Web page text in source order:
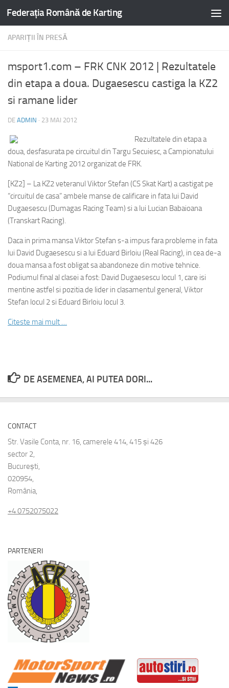
Federația Română de Karting
APARIȚII ÎN PRESĂ
msport1.com – FRK CNK 2012 | Rezultatele
din etapa a doua. Dugaesescu castiga la KZ2
si ramane lider
DE ADMIN · 23 MAI 2012
Rezultatele din etapa a
doua, desfasurata pe circuitul din Targu Secuiesc, a Campionatului
National de Karting 2012 organizat de FRK.
[KZ2] – La KZ2 veteranul Viktor Stefan (CS Skat Kart) a castigat pe
“circuitul de casa” ambele manse de calificare in fata lui David
Dugaesescu (Dumagas Racing Team) si a lui Lucian Babaioana
(Transkart Racing).
Daca in prima mansa Viktor Stefan s-a impus fara probleme in fata
lui David Dugaesescu si a lui Eduard Birloiu (Real Racing), in cea de-a
doua mansa a fost obligat sa abandoneze din motive tehnice.
Podiumul final al clasei a fost: David Dugaesescu locul 1, care isi
mentine astfel si pozitia de lider in clasamentul general, Viktor
Stefan locul 2 si Eduard Birloiu locul 3.
Citeste mai mult …
DE ASEMENEA, AI PUTEA DORI...
CONTACT
Str. Vasile Conta, nr. 16, camerele 414, 415 și 426
sector 2,
București,
020954,
România,
+4 0752075022
PARTENERI